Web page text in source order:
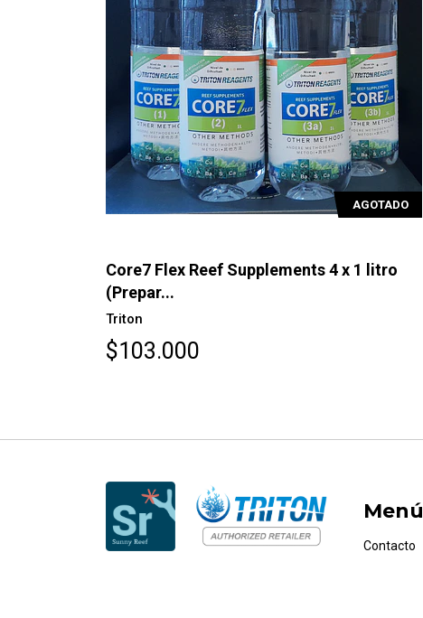
AGOTADO
Core7 Flex Reef Supplements 4 x 1 litro
(Prepar...
Triton
$103.000
Menú
Contacto